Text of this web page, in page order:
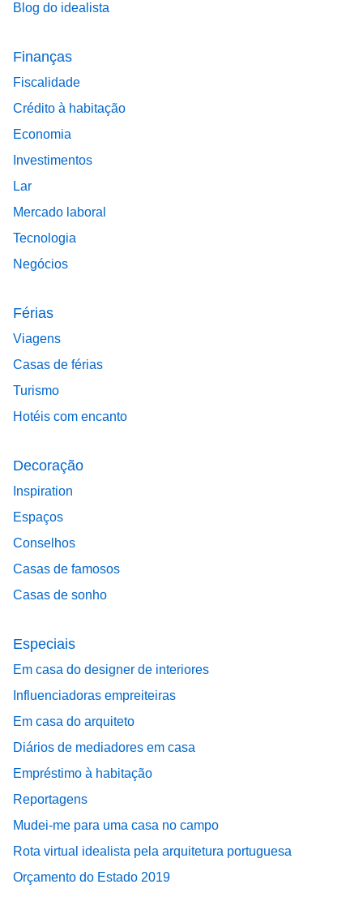
Blog do idealista
Finanças
Fiscalidade
Crédito à habitação
Economia
Investimentos
Lar
Mercado laboral
Tecnologia
Negócios
Férias
Viagens
Casas de férias
Turismo
Hotéis com encanto
Decoração
Inspiration
Espaços
Conselhos
Casas de famosos
Casas de sonho
Especiais
Em casa do designer de interiores
Influenciadoras empreiteiras
Em casa do arquiteto
Diários de mediadores em casa
Empréstimo à habitação
Reportagens
Mudei-me para uma casa no campo
Rota virtual idealista pela arquitetura portuguesa
Orçamento do Estado 2019